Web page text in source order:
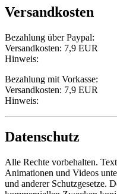
Versandkosten
Bezahlung über Paypal:
Versandkosten: 7,9 EUR
Hinweis:
Bezahlung mit Vorkasse:
Versandkosten: 7,9 EUR
Hinweis:
Datenschutz
Alle Rechte vorbehalten.
Animationen und Videos
und anderer Schutzgesetze.